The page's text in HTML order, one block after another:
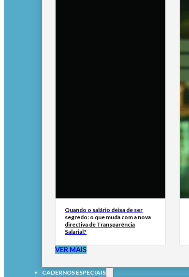
Quando o salário deixa de ser
segredo: o que muda com a nova
directiva de Transparência
Salarial?
VER MAIS
CADERNOS ESPECIAIS